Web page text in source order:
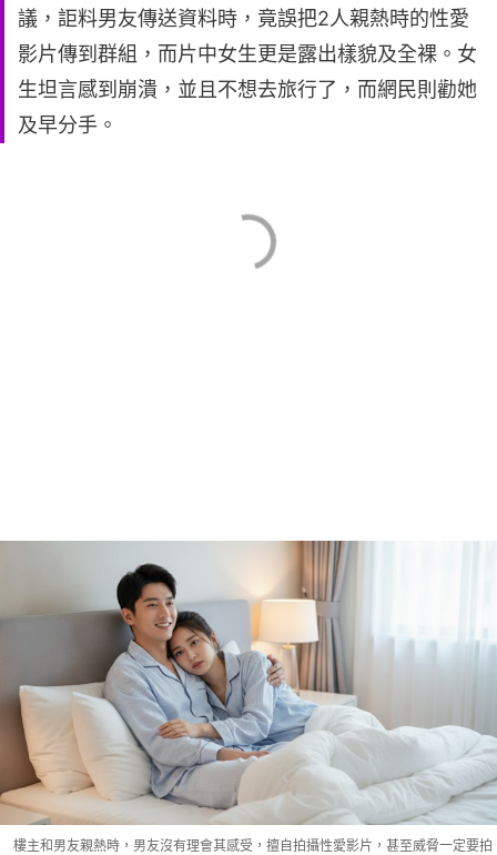
議，詎料男友傳送資料時，竟誤把2人親熱時的性愛
影片傳到群組，而片中女生更是露出樣貌及全裸。女
生坦言感到崩潰，並且不想去旅行了，而網民則勸她
及早分手。
樓主和男友親熱時，男友沒有理會其感受，擅自拍攝性愛影片，甚至威脅一定要拍